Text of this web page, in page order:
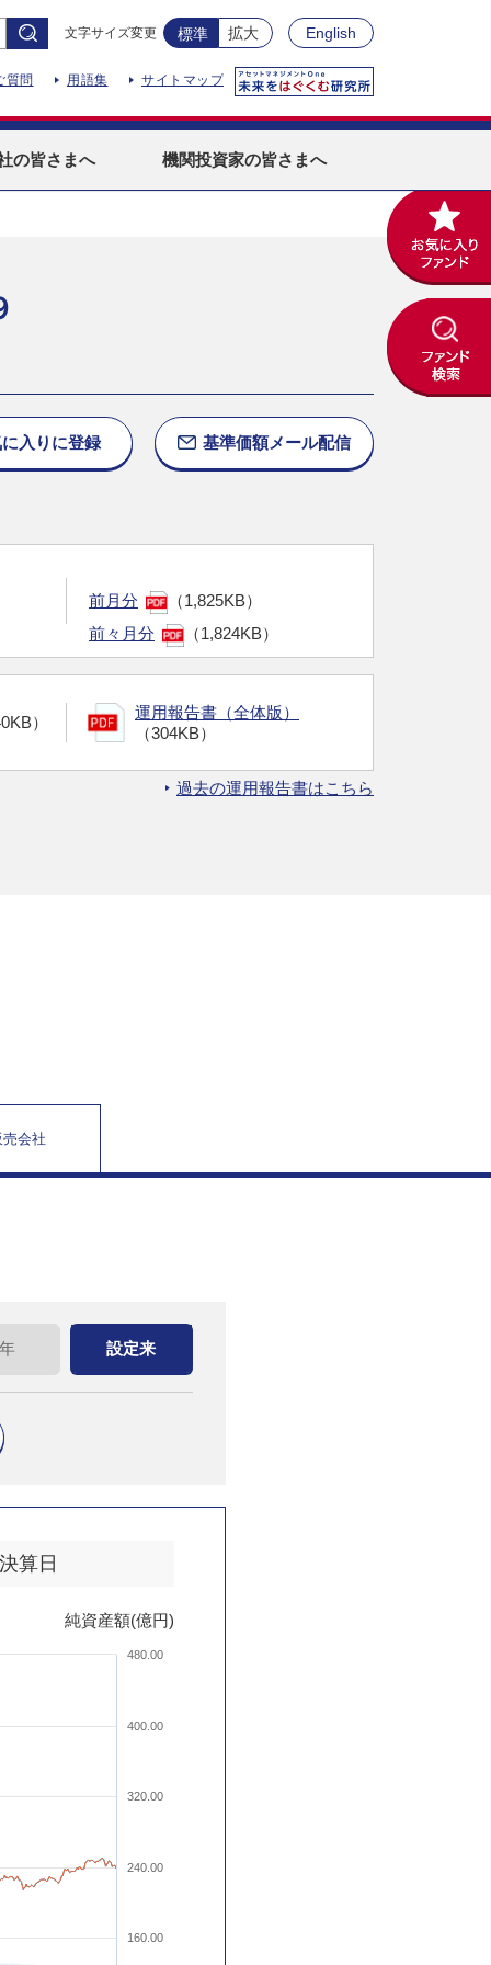
文字サイズ変更 標準 拡大 English
質問 用語集 サイトマップ
の皆さまへ 機関投資家の皆さまへ
入りに登録 基準価額メール配信
前月分
（1,825KB）
前々月分
（1,824KB）
）
運用報告書（全体版）
（304KB）
過去の運用報告書はこちら
会社
設定来
決算日
純資産額(億円)
400.00
160.00
240.00
320.00
480.00